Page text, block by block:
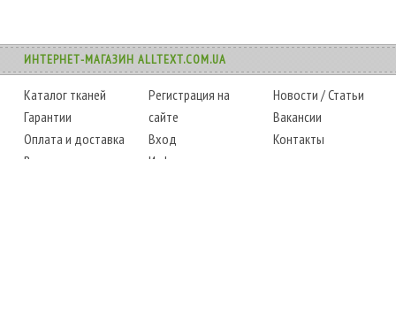
ИНТЕРНЕТ-МАГАЗИН ALLTEXT.COM.UA
Каталог тканей
Гарантии
Оплата и доставка
Возврат товара
Регистрация на
сайте
Вход
Информация
Новости /Статьи
Вакансии
Контакты